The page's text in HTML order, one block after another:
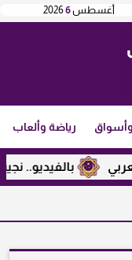
أغسطس6
2026
رياضة وألعاب
بالفيديو.. نجيب